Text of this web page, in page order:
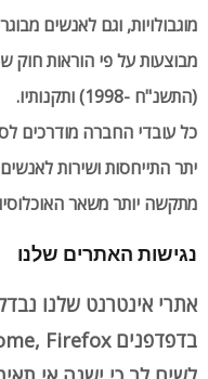
מוגבולויות, וגם לאנשים
מבוצעות על פי הוראות חוק
(התשנ"ח -1998) ותקנותיו.
כל עובדי החברה מודרכים
יתר התייחסות ושירות
מתקשה יותר משאר
נגישות האתרים שלנו
אתרי אינטרנט שלנו